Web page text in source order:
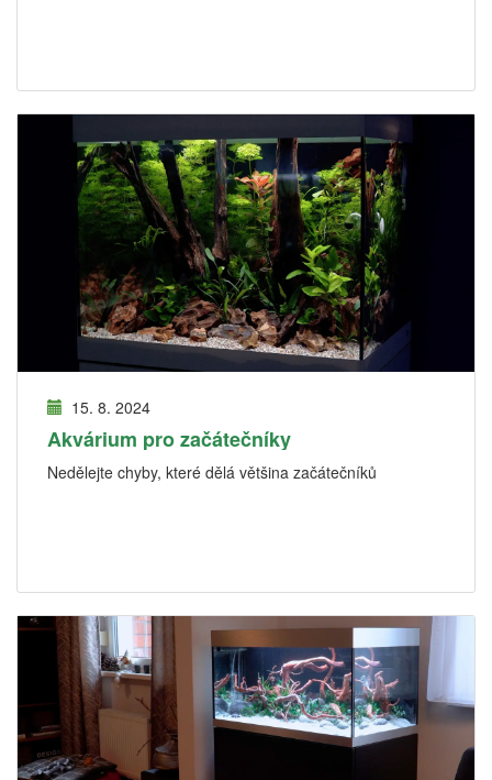
15. 8. 2024
Akvárium pro začátečníky
Nedělejte chyby, které dělá většina začátečníků